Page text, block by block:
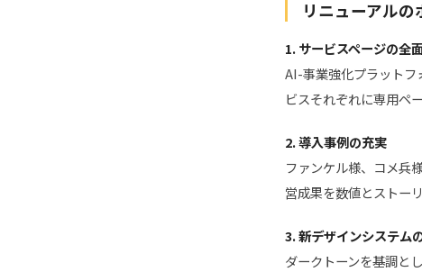
リニューアルの
1. サービスページの全
AI-事業強化プラット
ビスそれぞれに専用ペ
2. 導入事例の充実
ファンケル様、コメ兵
営成果を数値とストー
3. 新デザインシステム
ダークトーンを基調と